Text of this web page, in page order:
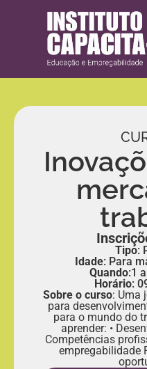
Tipo:
Idade: Para
Quando:1
Horário:
Sobre o curso: Uma
para
para o mundo do
aprender: •
Competências
empregabilidade